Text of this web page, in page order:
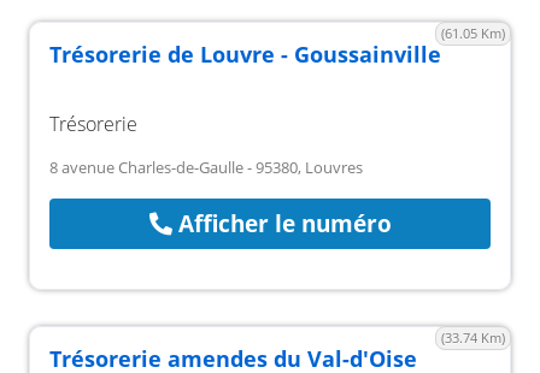
(61.05 Km)
Trésorerie de Louvre - Goussainville
Trésorerie
8 avenue Charles-de-Gaulle - 95380, Louvres
Afficher le numéro
(33.74 Km)
Trésorerie amendes du Val-d'Oise